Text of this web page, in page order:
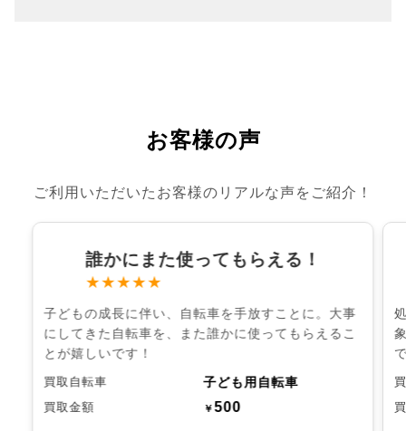
お客様の声
ご利用いただいたお客様のリアルな声をご紹介！
誰かにまた使ってもらえる！
★★★★★
子どもの成長に伴い、自転車を手放すことに。大事
にしてきた自転車を、また誰かに使ってもらえるこ
とが嬉しいです！
買取自転車 子ども用自転車
買取金額 ￥500